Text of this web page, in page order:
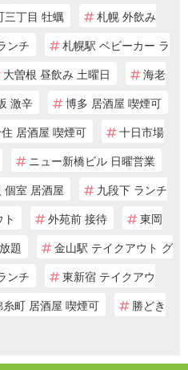
三丁目 牡蠣
札幌 外飲み
ンチ
札幌駅 ベビーカー ラ
大曽根 昼飲み 土曜日
海老
激辛
博多 居酒屋 喫煙可
居酒屋 喫煙可
十日市場
ニュー新橋ビル 日曜営業
個室 居酒屋
九段下 ランチ
外苑前 接待
東岡
題
金山駅 テイクアウト グ
ンチ
東新宿 テイクアウ
糸町 居酒屋 喫煙可
勝どき